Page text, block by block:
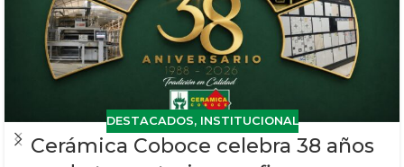
DESTACADOS, INSTITUCIONAL
Cerámica Coboce celebra 38 años